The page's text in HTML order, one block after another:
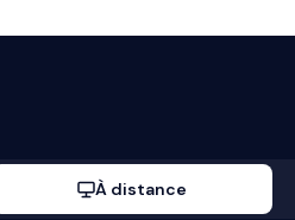
À distance